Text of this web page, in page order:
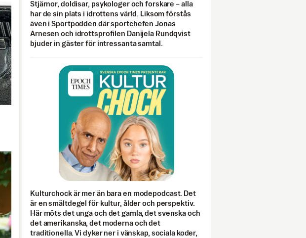
Stjärnor, doldisar, psykologer och forskare – alla
har de sin plats i idrottens värld. Liksom förstås
även i Sportpodden där sportchefen Jonas
Arnesen och idrottsprofilen Danijela Rundqvist
bjuder in gäster för intressanta samtal.
Kulturchock är mer än bara en modepodcast. Det
är en smältdegel för kultur, ålder och perspektiv.
Här möts det unga och det gamla, det svenska och
det amerikanska, det moderna och det
traditionella. Vi dyker ner i vänskap, sociala koder,